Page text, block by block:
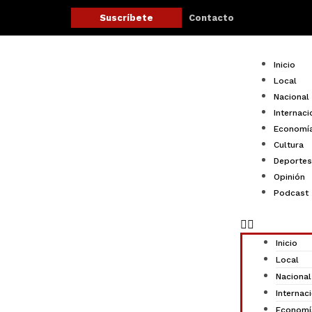
contenido
Suscríbete Contacto
Inicio
Local
Nacional
Cultura
Deportes
Opinión
Podcast
Menu
Inicio
Local
Nacional